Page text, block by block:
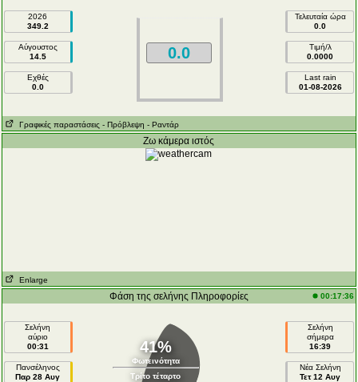
2026
349.2
Αύγουστος
14.5
Εχθές
0.0
0.0
Τελευταία ώρα
0.0
Τιμή/λ
0.0000
Last rain
01-08-2026
Γραφικές παραστάσεις - Πρόβλεψη - Ραντάρ
Ζω κάμερα ιστός
Enlarge
Φάση της σελήνης Πληροφορίες 00:17:36
Σελήνη
αύριο
00:31
Πανσέληνος
Παρ 28 Αυγ
41%
Φωτεινότητα
Τρίτο τέταρτο
Σελήνη
σήμερα
16:39
Νέα Σελήνη
Τετ 12 Αυγ